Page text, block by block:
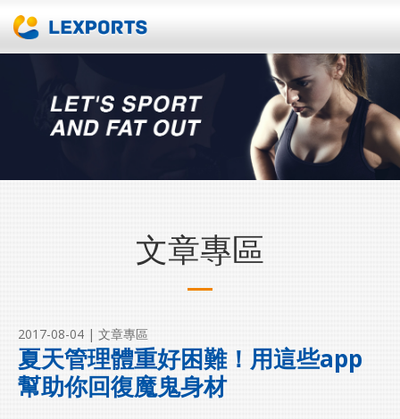
文章專區
2017-08-04 | 文章專區
夏天管理體重好困難！用這些app
幫助你回復魔鬼身材